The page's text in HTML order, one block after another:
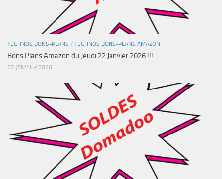
TECHNOS BONS-PLANS / TECHNOS BONS-PLANS AMAZON
Bons Plans Amazon du Jeudi 22 Janvier 2026 !!!
22 JANVIER 2026